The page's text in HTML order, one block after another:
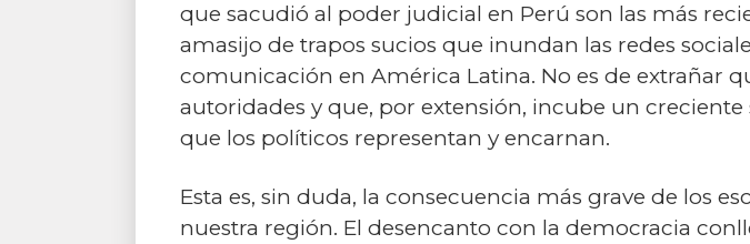
que sacudió al poder judicial en Perú son las más
amasijo de trapos sucios que inundan las redes
comunicación en América Latina. No es de extrañar
autoridades y que, por extensión, incube un
que los políticos representan y encarnan.
Esta es, sin duda, la consecuencia más grave de los
nuestra región. El desencanto con la democracia